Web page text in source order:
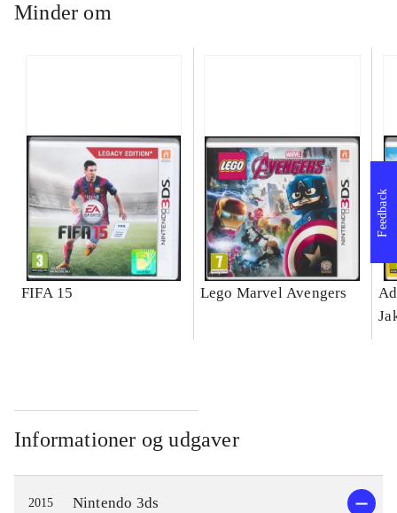
Minder om
FIFA 15 Lego Marvel Avengers
Informationer og udgaver
2015 Nintendo 3ds
Feedback